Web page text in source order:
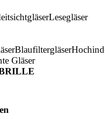
Lesegläser
Blaufiltergläser
Gläser